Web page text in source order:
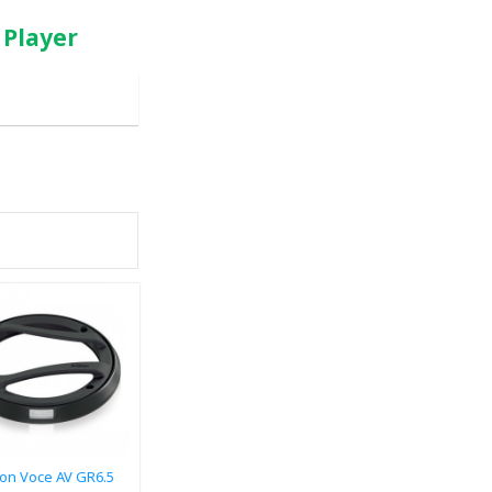
Voce AV GR6.5